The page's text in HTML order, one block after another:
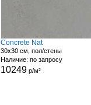
Concrete Nat
30x30 см, пол/стены
Наличие: по запросу
10249 р/м²